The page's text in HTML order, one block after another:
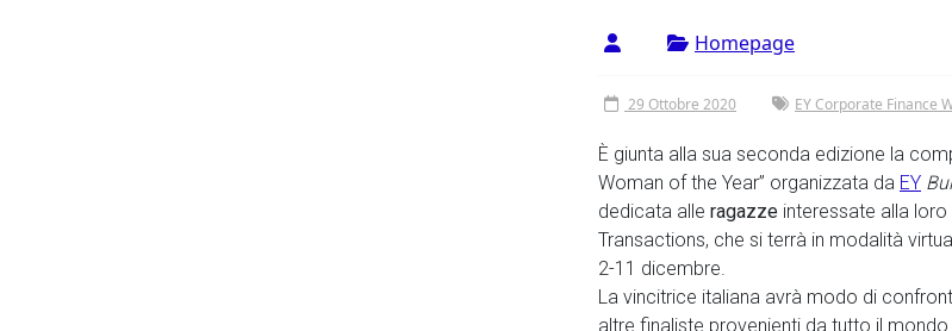
Homepage
29 Ottobre 2020 EY Corporate Finance
È giunta alla sua seconda edizione la
Woman of the Year” organizzata da EY
dedicata alle ragazze interessate alla
Transactions, che si terrà in modalità
2-11 dicembre.
La vincitrice italiana avrà modo di
altre finaliste provenienti da tutto il mondo.